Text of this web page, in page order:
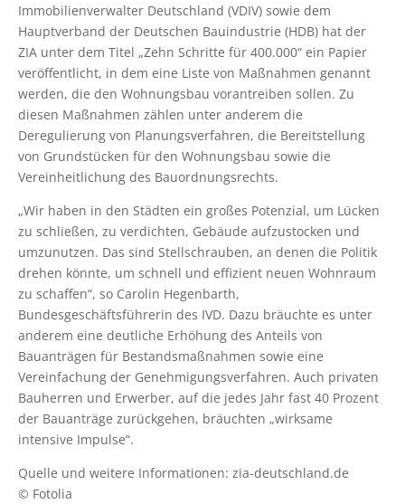
Immobilienverwalter Deutschland (VDIV) sowie dem
Hauptverband der Deutschen Bauindustrie (HDB) hat der
ZIA unter dem Titel „Zehn Schritte für 400.000“ ein Papier
veröffentlicht, in dem eine Liste von Maßnahmen genannt
werden, die den Wohnungsbau vorantreiben sollen. Zu
diesen Maßnahmen zählen unter anderem die
Deregulierung von Planungsverfahren, die Bereitstellung
von Grundstücken für den Wohnungsbau sowie die
Vereinheitlichung des Bauordnungsrechts.
„Wir haben in den Städten ein großes Potenzial, um Lücken
zu schließen, zu verdichten, Gebäude aufzustocken und
umzunutzen. Das sind Stellschrauben, an denen die Politik
drehen könnte, um schnell und effizient neuen Wohnraum
zu schaffen“, so Carolin Hegenbarth,
Bundesgeschäftsführerin des IVD. Dazu bräuchte es unter
anderem eine deutliche Erhöhung des Anteils von
Bauanträgen für Bestandsmaßnahmen sowie eine
Vereinfachung der Genehmigungsverfahren. Auch privaten
Bauherren und Erwerber, auf die jedes Jahr fast 40 Prozent
der Bauanträge zurückgehen, bräuchten „wirksame
intensive Impulse“.
Quelle und weitere Informationen: zia-deutschland.de
© Fotolia